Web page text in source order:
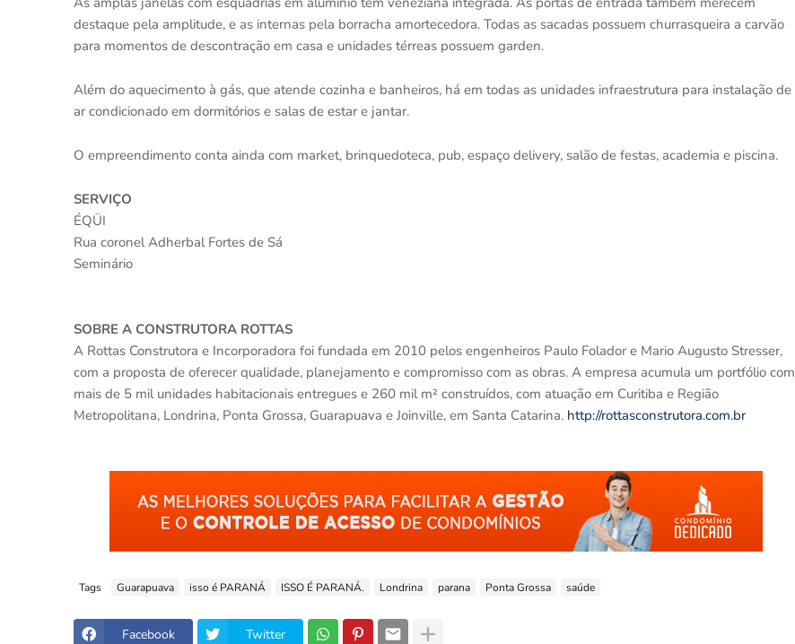
destaque pela amplitude, e as internas pela borracha amortecedora. Todas as sacadas possuem churrasqueira a carvão
para momentos de descontração em casa e unidades térreas possuem garden.
Além do aquecimento à gás, que atende cozinha e banheiros, há em todas as unidades infraestrutura para instalação de
ar condicionado em dormitórios e salas de estar e jantar.
O empreendimento conta ainda com market, brinquedoteca, pub, espaço delivery, salão de festas, academia e piscina.
SERVIÇO
ÉQÜI
Rua coronel Adherbal Fortes de Sá
Seminário
SOBRE A CONSTRUTORA ROTTAS
A Rottas Construtora e Incorporadora foi fundada em 2010 pelos engenheiros Paulo Folador e Mario Augusto Stresser,
com a proposta de oferecer qualidade, planejamento e compromisso com as obras. A empresa acumula um portfólio com
mais de 5 mil unidades habitacionais entregues e 260 mil m² construídos, com atuação em Curitiba e Região
Metropolitana, Londrina, Ponta Grossa, Guarapuava e Joinville, em Santa Catarina. http://rottasconstrutora.com.br
Tags Guarapuava isso é PARANÁ ISSO É PARANÁ. Londrina parana Ponta Grossa saúde
Facebook Twitter